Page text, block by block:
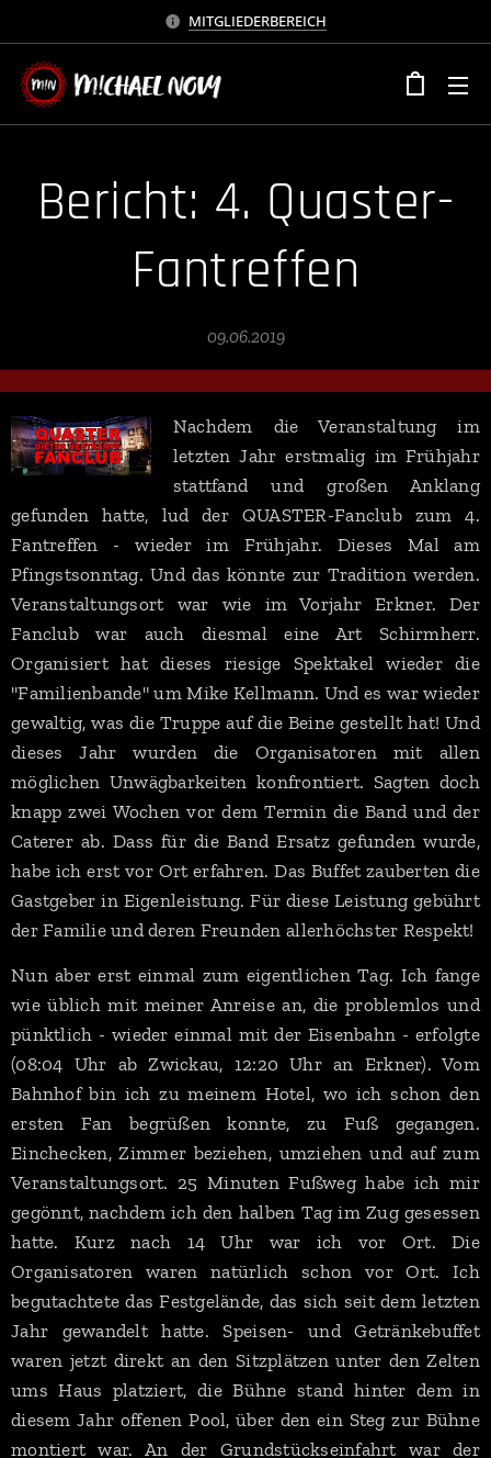
MITGLIEDERBEREICH
Bericht: 4. Quaster-
Fantreffen
09.06.2019
Nachdem die Veranstaltung im
letzten Jahr erstmalig im Frühjahr
stattfand und großen Anklang
gefunden hatte, lud der QUASTER-Fanclub zum 4.
Fantreffen - wieder im Frühjahr. Dieses Mal am
Pfingstsonntag. Und das könnte zur Tradition werden.
Veranstaltungsort war wie im Vorjahr Erkner. Der
Fanclub war auch diesmal eine Art Schirmherr.
Organisiert hat dieses riesige Spektakel wieder die
"Familienbande" um Mike Kellmann. Und es war wieder
gewaltig, was die Truppe auf die Beine gestellt hat! Und
dieses Jahr wurden die Organisatoren mit allen
möglichen Unwägbarkeiten konfrontiert. Sagten doch
knapp zwei Wochen vor dem Termin die Band und der
Caterer ab. Dass für die Band Ersatz gefunden wurde,
habe ich erst vor Ort erfahren. Das Buffet zauberten die
Gastgeber in Eigenleistung. Für diese Leistung gebührt
der Familie und deren Freunden allerhöchster Respekt!
Nun aber erst einmal zum eigentlichen Tag. Ich fange
wie üblich mit meiner Anreise an, die problemlos und
pünktlich - wieder einmal mit der Eisenbahn - erfolgte
(08:04 Uhr ab Zwickau, 12:20 Uhr an Erkner). Vom
Bahnhof bin ich zu meinem Hotel, wo ich schon den
ersten Fan begrüßen konnte, zu Fuß gegangen.
Einchecken, Zimmer beziehen, umziehen und auf zum
Veranstaltungsort. 25 Minuten Fußweg habe ich mir
gegönnt, nachdem ich den halben Tag im Zug gesessen
hatte. Kurz nach 14 Uhr war ich vor Ort. Die
Organisatoren waren natürlich schon vor Ort. Ich
begutachtete das Festgelände, das sich seit dem letzten
Jahr gewandelt hatte. Speisen- und Getränkebuffet
waren jetzt direkt an den Sitzplätzen unter den Zelten
ums Haus platziert, die Bühne stand hinter dem in
diesem Jahr offenen Pool, über den ein Steg zur Bühne
montiert war. An der Grundstückseinfahrt war der